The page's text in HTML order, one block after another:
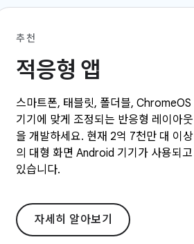
추천
적응형 앱
스마트폰, 태블릿, 폴더블, ChromeOS
기기에 맞게 조정되는 반응형 레이아웃
을 개발하세요. 현재 2억 7천만 대 이상
의 대형 화면 Android 기기가 사용되고
있습니다.
자세히 알아보기